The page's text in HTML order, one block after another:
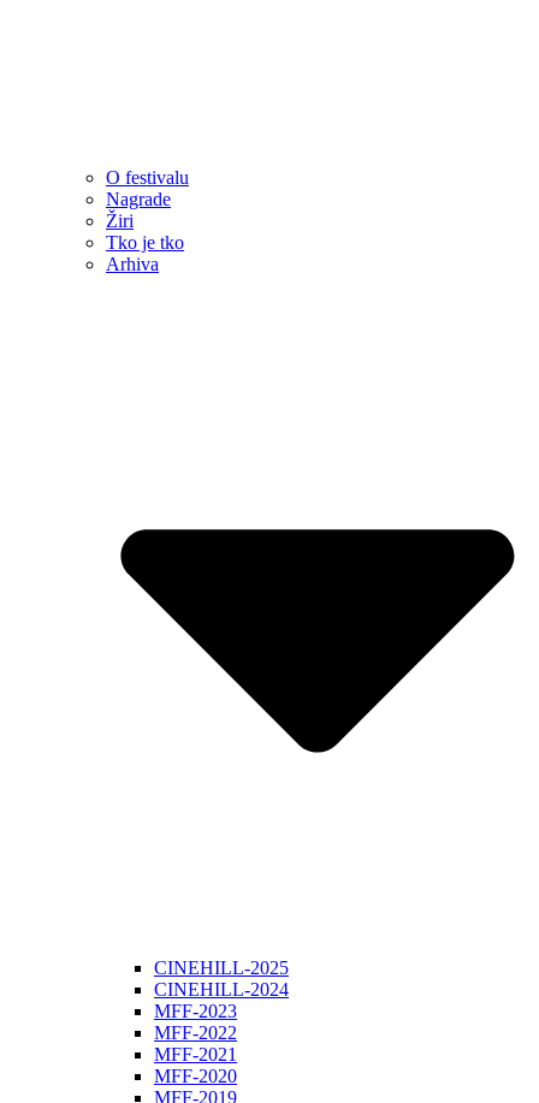
O festivalu
Nagrade
Žiri
Tko je tko
Arhiva
CINEHILL-2025
CINEHILL-2024
MFF-2023
MFF-2022
MFF-2021
MFF-2020
MFF-2019